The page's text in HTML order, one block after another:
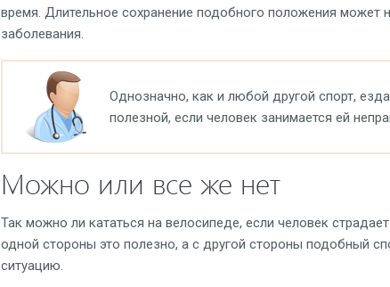
время. Длительное сохранение подобного положения может
заболевания.
Однозначно, как и любой другой спорт,
полезной, если человек занимается ей
Можно или все же нет
Так можно ли кататься на велосипеде, если человек
одной стороны это полезно, а с другой стороны подобный
ситуацию.